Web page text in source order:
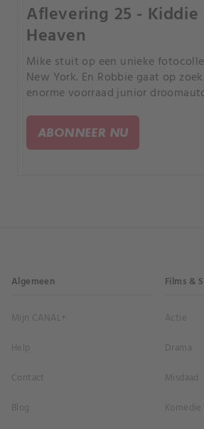
Aflevering 25 - Kiddie
Heaven
Mike stuit op een unieke
New York. En Robbie gaat op
enorme voorraad junior
ABONNEER NU
Algemeen
Mijn CANAL+
Help
Contact
Blog
Films &
Actie
Drama
Misdaad
Komedie